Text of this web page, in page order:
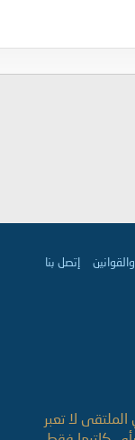
إتصل بنا
لا تعبر